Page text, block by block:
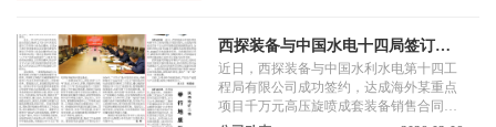
西探装备与中国水电十四局签订千
万元海外项目设备合同
近日，西探装备与中国水利水电第十四工
程局有限公司成功签约，达成海外某重点
项目千万元高压旋喷成套装备销售合同。